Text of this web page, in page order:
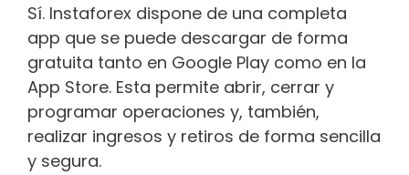
Sí. Instaforex dispone de una completa
app que se puede descargar de forma
gratuita tanto en Google Play como en la
App Store. Esta permite abrir, cerrar y
programar operaciones y, también,
realizar ingresos y retiros de forma sencilla
y segura.